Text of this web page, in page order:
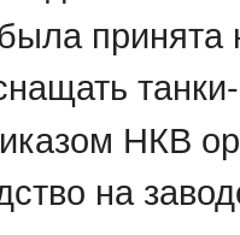
принята
НКВ
на